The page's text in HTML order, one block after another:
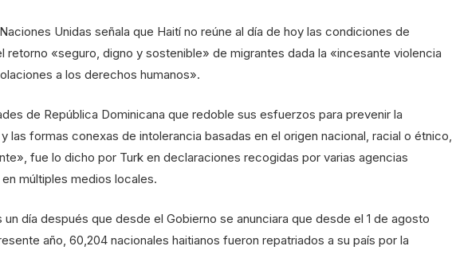
Unidas señala que Haití no reúne al día de hoy las condiciones de
retorno «seguro, digno y sostenible» de migrantes dada la «incesante violencia
a los derechos humanos».
de República Dominicana que redoble sus esfuerzos para prevenir la
las formas conexas de intolerancia basadas en el origen nacional, racial o étnico,
fue lo dicho por Turk en declaraciones recogidas por varias agencias
múltiples medios locales.
un día después que desde el Gobierno se anunciara que desde el 1 de agosto
año, 60,204 nacionales haitianos fueron repatriados a su país por la